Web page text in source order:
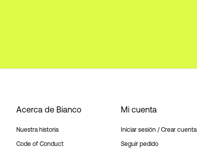
Acerca de Bianco
Nuestra historia
Code of Conduct
Mi cuenta
Iniciar sesión / Crear cuenta
Seguir pedido